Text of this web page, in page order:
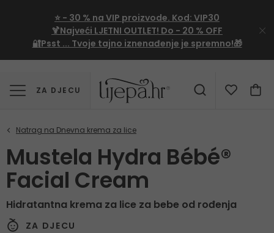
⭐ - 30 % na VIP proizvode. Kod: VIP30
🍹Najveći LJETNI OUTLET! Do - 20 % OFF
🔐Psst ... Tvoje tajno iznenađenje je spremno!🎁
ZA DJECU
Mustela Hydra Bébé®
Facial Cream
Hidratantna krema za lice za bebe od rođenja
ZA DJECU